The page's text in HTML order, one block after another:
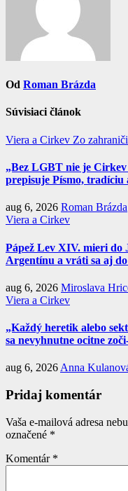
Od Roman Brázda
Súvisiaci článok
Viera a Cirkev Zo
„Bez LGBT nie je
prepisuje Písmo,
aug 6, 2026 Roman Brázda
Viera a Cirkev
Pápež Lev XIV. mieri
Argentínu a vráti sa aj
aug 6, 2026 Miroslava
Viera a Cirkev
„Každý heretik alebo
sa nevyhnutne ocitne
aug 6, 2026 Anna
Pridaj komentár
Vaša e-mailová adresa
označené *
Komentár *